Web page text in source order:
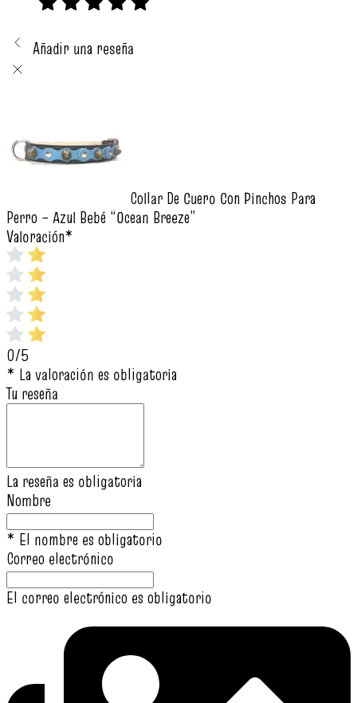
Añadir una reseña
Collar De Cuero Con Pinchos Para
Perro – Azul Bebé “Ocean Breeze”
Valoración*
0/5
* La valoración es obligatoria
Tu reseña
La reseña es obligatoria
Nombre
* El nombre es obligatorio
Correo electrónico
El correo electrónico es obligatorio